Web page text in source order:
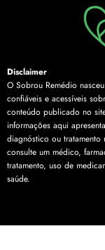
Disclaimer
O Sobrou Remédio
confiáveis e acessíveis
conteúdo publicado no
informações aqui
diagnóstico ou
consulte um médico,
tratamento, uso de
saúde.